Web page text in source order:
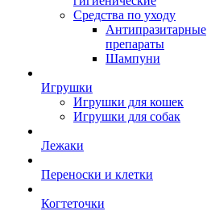
Средства по уходу
Антипразитарные
препараты
Шампуни
Игрушки
Игрушки для кошек
Игрушки для собак
Лежаки
Переноски и клетки
Когтеточки